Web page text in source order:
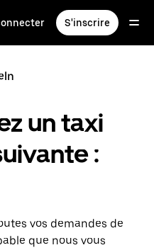
S'inscrire
un taxi
:
vos demandes de
que nous vous